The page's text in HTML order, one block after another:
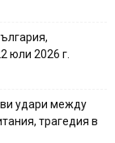
юли 2026 г.
удари между
трагедия в